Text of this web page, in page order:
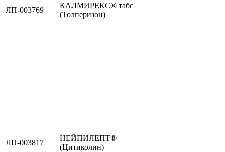
ЛП-003769
КАЛМИРЕКС® табс
(Толперизон)
ЛП-003817
НЕЙПИЛЕПТ®
(Цитиколин)